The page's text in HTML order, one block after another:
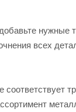
нужные
всех